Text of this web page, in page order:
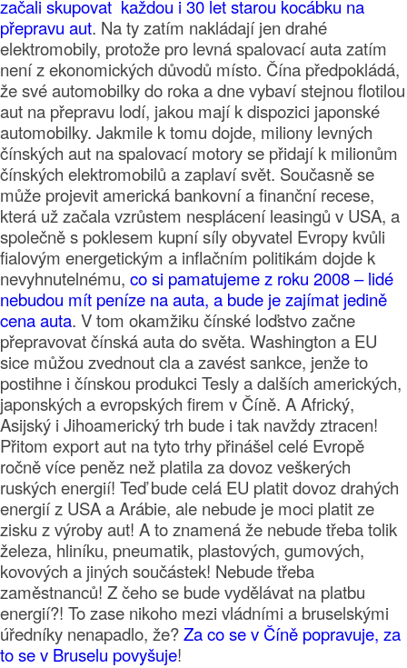
začali skupovat každou i 30 let starou kocábku na
přepravu aut. Na ty zatím nakládají jen drahé
elektromobily, protože pro levná spalovací auta zatím
není z ekonomických důvodů místo. Čína předpokládá,
že své automobilky do roka a dne vybaví stejnou flotilou
aut na přepravu lodí, jakou mají k dispozici japonské
automobilky. Jakmile k tomu dojde, miliony levných
čínských aut na spalovací motory se přidají k milionům
čínských elektromobilů a zaplaví svět. Současně se
může projevit americká bankovní a finanční recese,
která už začala vzrůstem nesplácení leasingů v USA, a
společně s poklesem kupní síly obyvatel Evropy kvůli
fialovým energetickým a inflačním politikám dojde k
nevyhnutelnému, co si pamatujeme z roku 2008 – lidé
nebudou mít peníze na auta, a bude je zajímat jedině
cena auta. V tom okamžiku čínské loďstvo začne
přepravovat čínská auta do světa. Washington a EU
sice můžou zvednout cla a zavést sankce, jenže to
postihne i čínskou produkci Tesly a dalších amerických,
japonských a evropských firem v Číně. A Africký,
Asijský i Jihoamerický trh bude i tak navždy ztracen!
Přitom export aut na tyto trhy přinášel celé Evropě
ročně více peněz než platila za dovoz veškerých
ruských energií! Teď bude celá EU platit dovoz drahých
energií z USA a Arábie, ale nebude je moci platit ze
zisku z výroby aut! A to znamená že nebude třeba tolik
železa, hliníku, pneumatik, plastových, gumových,
kovových a jiných součástek! Nebude třeba
zaměstnanců! Z čeho se bude vydělávat na platbu
energií?! To zase nikoho mezi vládními a bruselskými
úředníky nenapadlo, že?Za co se v Číně popravuje, za
to se v Bruselu povyšuje!